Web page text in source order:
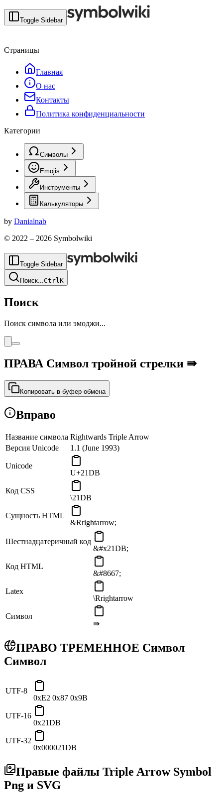
Toggle Sidebar
Страницы
Главная
О нас
Контакты
Политика конфиденциальности
Категории
Символы
Emojis
Инструменты
Калькуляторы
by Danialnab
© 2022 – 2026 Symbolwiki
Toggle Sidebar
Поиск...CtrlK
Поиск
Поиск символа или эмоджи...
ПРАВА Символ тройной стрелки ⇛
Копировать в буфер обмена
Вправо
Название символа Rightwards Triple Arrow
Версия Unicode
1.1 (June 1993)
Unicode
U+21DB
Код CSS
\21DB
Сущность HTML
&Rrightarrow;
Шестнадцатеричный код
&#x21DB;
Код HTML
&#8667;
Latex
\Rrightarrow
Символ
⇛
ПРАВО ТРЕМЕННОЕ Символ
Символ
UTF-8
0xE2 0x87 0x9B
UTF-16
0x21DB
UTF-32
0x000021DB
Правые файлы Triple Arrow Symbol
Png и SVG